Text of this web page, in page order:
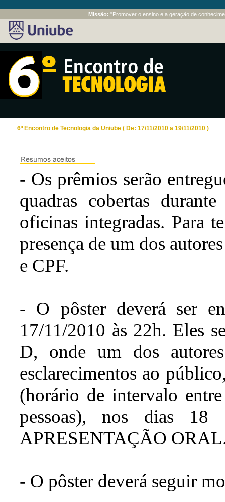
Missão: "Promover o ensino e a geração de
6º Encontro de Tecnologia da Uniube ( De: 17/11/2010 a 19/11/2010 )
- Os prêmios serão
quadras cobertas
oficinas integradas. Para
presença de um dos
e CPF.
- O pôster deverá ser
17/11/2010 às 22h. Eles
D, onde um dos
esclarecimentos ao
(horário de intervalo
pessoas), nos dias
APRESENTAÇÃO
- O pôster deverá seguir